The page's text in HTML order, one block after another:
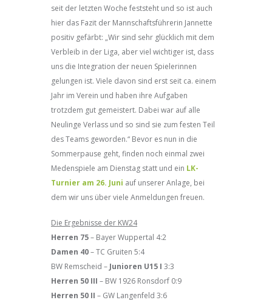
seit der letzten Woche feststeht und so ist auch
hier das Fazit der Mannschaftsführerin Jannette
positiv gefärbt: „Wir sind sehr glücklich mit dem
Verbleib in der Liga, aber viel wichtiger ist, dass
uns die Integration der neuen Spielerinnen
gelungen ist. Viele davon sind erst seit ca. einem
Jahr im Verein und haben ihre Aufgaben
trotzdem gut gemeistert. Dabei war auf alle
Neulinge Verlass und so sind sie zum festen Teil
des Teams geworden.“ Bevor es nun in die
Sommerpause geht, finden noch einmal zwei
Medenspiele am Dienstag statt und ein LK-
Turnier am 26. Juni auf unserer Anlage, bei
dem wir uns über viele Anmeldungen freuen.
Die Ergebnisse der KW24
Herren 75– Bayer Wuppertal 4:2
Damen 40– TC Gruiten 5:4
BW Remscheid – Junioren U15 I 3:3
Herren 50 III – BW 1926 Ronsdorf 0:9
Herren 50 II – GW Langenfeld 3:6